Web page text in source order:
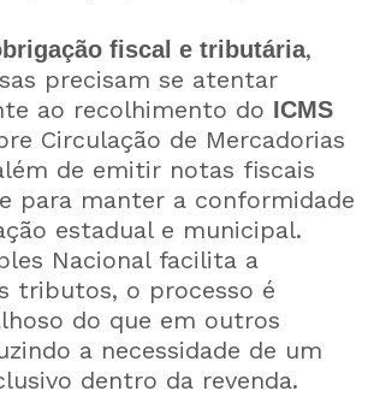
fiscal e tributária,
precisam se atentar
ao recolhimento do ICMS
Circulação de Mercadorias
de emitir notas fiscais
para manter a conformidade
estadual e municipal.
Nacional facilita a
tributos, o processo é
do que em outros
a necessidade de um
dentro da revenda.